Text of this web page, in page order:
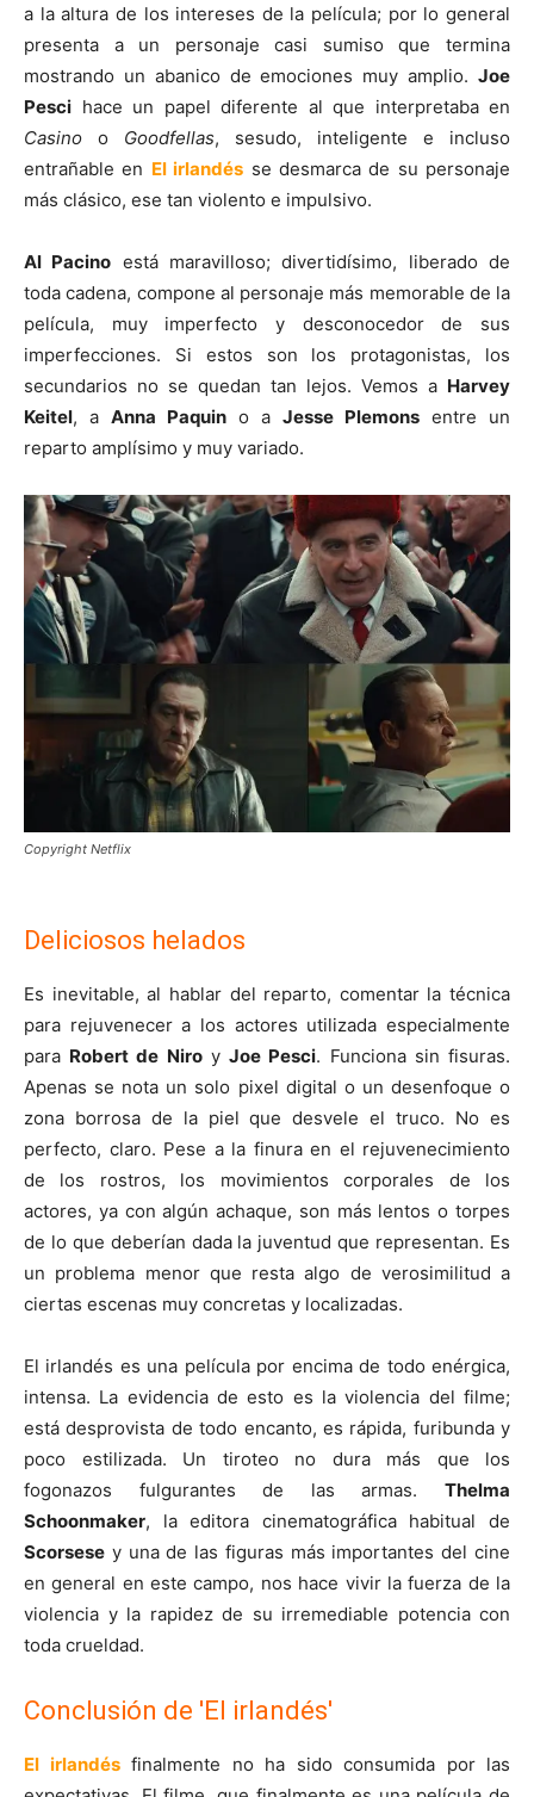
a la altura de los intereses de la película; por lo general
presenta a un personaje casi sumiso que termina
mostrando un abanico de emociones muy amplio. Joe
Pesci hace un papel diferente al que interpretaba en
Casino o Goodfellas, sesudo, inteligente e incluso
entrañable en El irlandés se desmarca de su personaje
más clásico, ese tan violento e impulsivo.
Al Pacino está maravilloso; divertidísimo, liberado de
toda cadena, compone al personaje más memorable de la
película, muy imperfecto y desconocedor de sus
imperfecciones. Si estos son los protagonistas, los
secundarios no se quedan tan lejos. Vemos a Harvey
Keitel, a Anna Paquin o a Jesse Plemons entre un
reparto amplísimo y muy variado.
Copyright Netflix
Deliciosos helados
Es inevitable, al hablar del reparto, comentar la técnica
para rejuvenecer a los actores utilizada especialmente
para Robert de NiroyJoe Pesci. Funciona sin fisuras.
Apenas se nota un solo pixel digital o un desenfoque o
zona borrosa de la piel que desvele el truco. No es
perfecto, claro. Pese a la finura en el rejuvenecimiento
de los rostros, los movimientos corporales de los
actores, ya con algún achaque, son más lentos o torpes
de lo que deberían dada la juventud que representan. Es
un problema menor que resta algo de verosimilitud a
ciertas escenas muy concretas y localizadas.
El irlandés es una película por encima de todo enérgica,
intensa. La evidencia de esto es la violencia del filme;
está desprovista de todo encanto, es rápida, furibunda y
poco estilizada. Un tiroteo no dura más que los
fogonazos fulgurantes de las armas. Thelma
Schoonmaker, la editora cinematográfica habitual de
Scorsese y una de las figuras más importantes del cine
en general en este campo, nos hace vivir la fuerza de la
violencia y la rapidez de su irremediable potencia con
toda crueldad.
Conclusión de 'El irlandés'
El irlandés finalmente no ha sido consumida por las